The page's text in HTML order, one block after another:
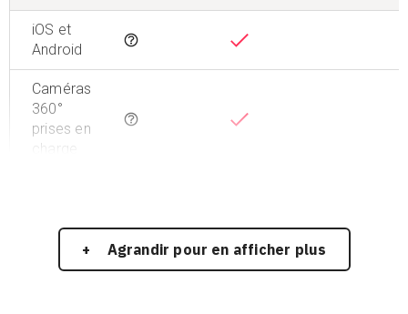
iOS et
Android
Tooltip
Caméras
360°
prises en
charge
Tooltip
Agrandir pour en afficher plus